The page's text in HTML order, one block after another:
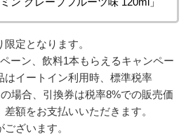
定となります。
ーン、飲料1本もらえるキャンペー
はイートイン利用時、標準税率
場合、引換券は税率8%での販売価
額をお支払いいただきます。
ざいます。